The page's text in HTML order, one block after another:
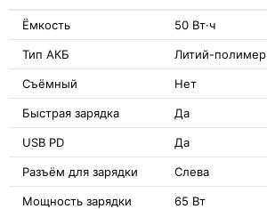
Ёмкость 50 Вт·ч
Тип АКБ Литий-полимер
Съёмный Нет
Быстрая зарядка Да
USB PD Да
Разъём для зарядки Слева
Мощность зарядки 65 Вт